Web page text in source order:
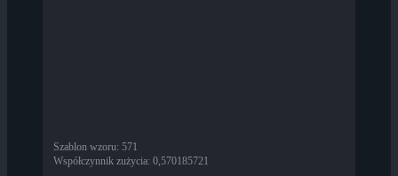
Szablon wzoru: 571
Współczynnik zużycia: 0,570185721